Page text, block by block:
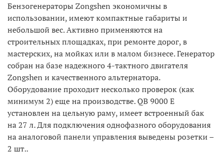
Бензогенераторы Zongshen экономичны в
использовании, имеют компактные габариты и
небольшой вес. Активно применяются на
строительных площадках, при ремонте дорог, в
мастерских, на мойках или в малом бизнесе. Генератор
собран на базе надежного 4-тактного двигателя
Zongshen и качественного альтернатора.
Оборудование проходит несколько проверок (как
минимум 2) еще на производстве. QB 9000 E
установлен на цельную раму, имеет встроенный бак
на 27 л. Для подключения однофазного оборудования
на аналоговой панели управления выведены розетки –
2 шт..